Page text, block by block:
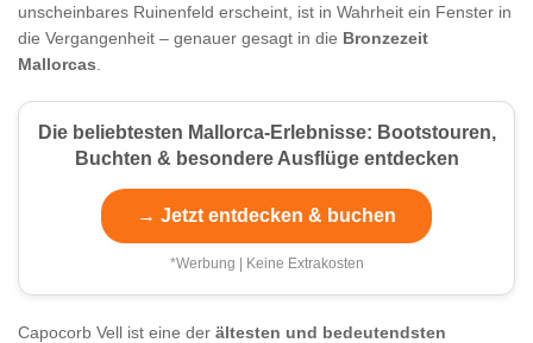
unscheinbares Ruinenfeld erscheint, ist in Wahrheit ein Fenster in
die Vergangenheit – genauer gesagt in die Bronzezeit
Mallorcas
Die beliebtesten Mallorca-Erlebnisse: Bootstouren,
Buchten & besondere Ausflüge entdecken
→ Jetzt entdecken & buchen
*Werbung | Keine Extrakosten
Capocorb Vell ist eine der ältesten und bedeutendsten